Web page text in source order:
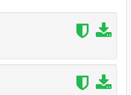
essere usati SOLO nel
o altro) dovete